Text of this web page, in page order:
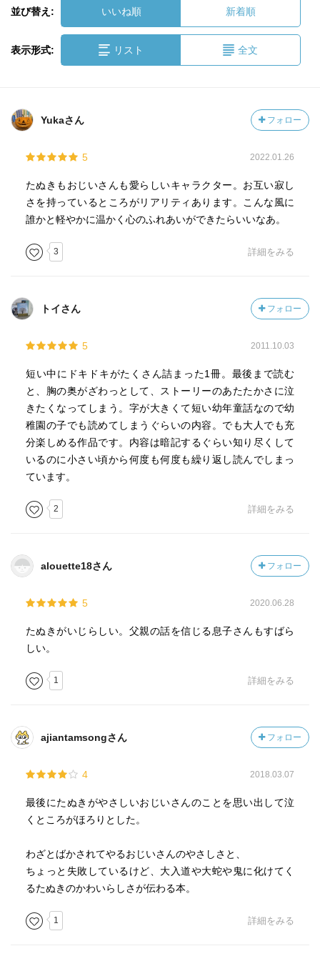
並び替え: いいね順 新着順
表示形式: リスト 全文
Yukaさん フォロー
5 2022.01.26
たぬきもおじいさんも愛らしいキャラクター。お互い寂し
さを持っているところがリアリティあります。こんな風に
誰かと軽やかに温かく心のふれあいができたらいいなあ。
3 詳細をみる
トイさん フォロー
5 2011.10.03
短い中にドキドキがたくさん詰まった1冊。最後まで読む
と、胸の奥がざわっとして、ストーリーのあたたかさに泣
きたくなってしまう。字が大きくて短い幼年童話なので幼
稚園の子でも読めてしまうぐらいの内容。でも大人でも充
分楽しめる作品です。内容は暗記するぐらい知り尽くして
いるのに小さい頃から何度も何度も繰り返し読んでしまっ
ています。
2 詳細をみる
alouette18さん フォロー
5 2020.06.28
たぬきがいじらしい。父親の話を信じる息子さんもすばら
しい。
1 詳細をみる
ajiantamsongさん フォロー
4 2018.03.07
最後にたぬきがやさしいおじいさんのことを思い出して泣
くところがほろりとした。
わざとばかされてやるおじいさんのやさしさと、
ちょっと失敗しているけど、大入道や大蛇や鬼に化けてく
るたぬきのかわいらしさが伝わる本。
1 詳細をみる